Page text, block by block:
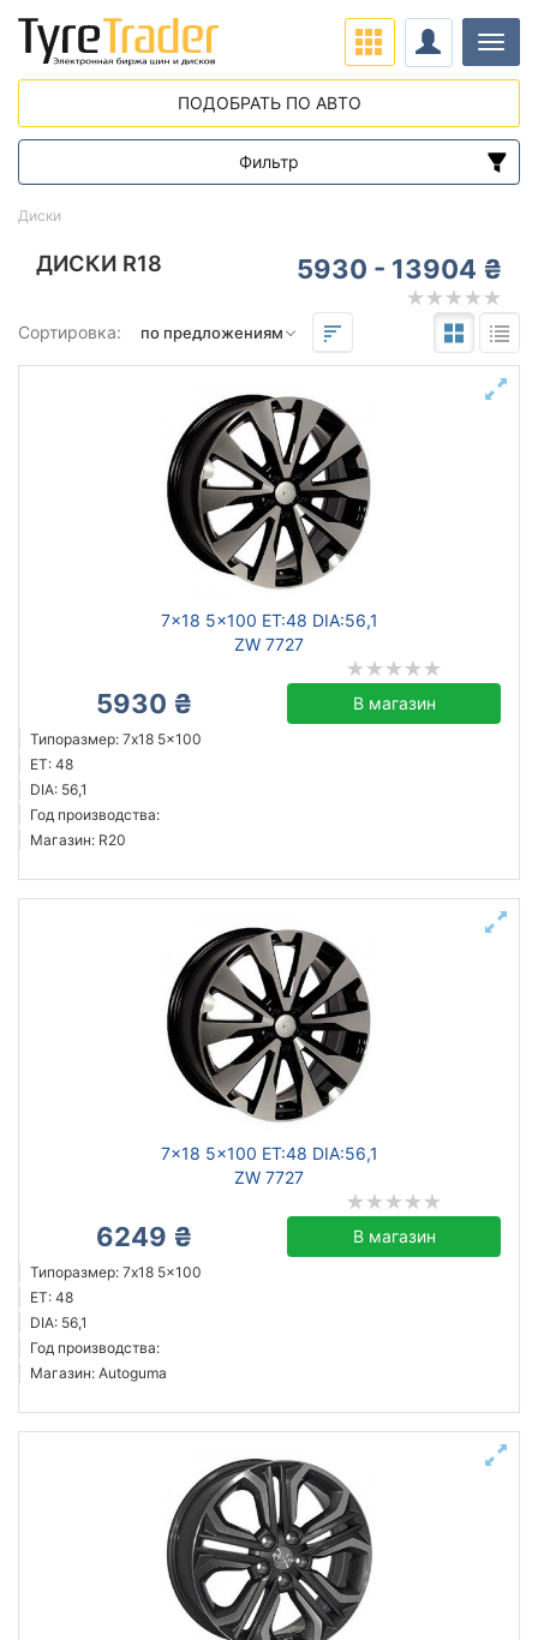
ДИСКИ R18 5930 - 13904 ₴
Сортировка:
7x18 5x100 ET:48 DIA:56,1
ZW 7727
5930 ₴ В магазин
Типоразмер: 7x18 5x100
ET: 48
DIA: 56,1
Год производства:
Магазин: R20
7x18 5x100 ET:48 DIA:56,1
ZW 7727
6249 ₴ В магазин
Типоразмер: 7x18 5x100
ET: 48
DIA: 56,1
Год производства:
Магазин: Autoguma
Диски
ПОДОБРАТЬ ПО АВТО
Фильтр
от
Подбор по параметрам
до
до
Steel
ZW
ALST (KFZ)
Mak
Flow Forming
Подобрать